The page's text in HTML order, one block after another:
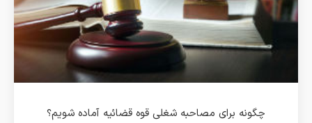
چگونه برای مصاحبه شغلی قوه قضائیه آماده شویم؟